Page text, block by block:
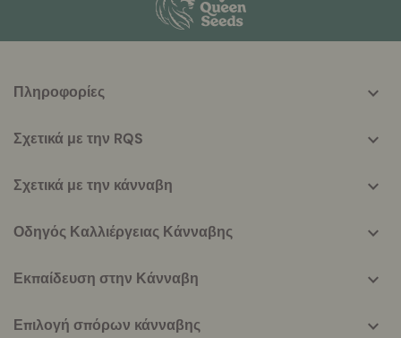
helpful
Πληροφορίες
Σχετικά με την RQS
Σχετικά με την κάνναβη
Οδηγός Καλλιέργειας Κάνναβης
Εκπαίδευση στην Κάνναβη
Επιλογή σπόρων κάνναβης